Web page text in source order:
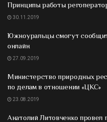
Принципы работы
30.11.2019
Южноуральцы смогут
онлайн
27.09.2019
Министерство природных
по делам в отношении «ЦКС»
23.08.2019
Анатолий Литовченко провел